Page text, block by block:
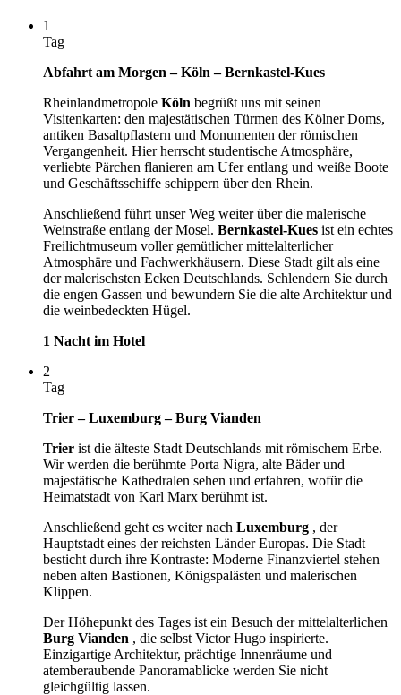
1
Tag
Abfahrt am Morgen – Köln – Bernkastel-Kues
Rheinlandmetropole Köln begrüßt uns mit seinen
Visitenkarten: den majestätischen Türmen des Kölner Doms,
antiken Basaltpflastern und Monumenten der römischen
Vergangenheit. Hier herrscht studentische Atmosphäre,
verliebte Pärchen flanieren am Ufer entlang und weiße Boote
und Geschäftsschiffe schippern über den Rhein.
Anschließend führt unser Weg weiter über die malerische
Weinstraße entlang der Mosel. Bernkastel-Kues ist ein echtes
Freilichtmuseum voller gemütlicher mittelalterlicher
Atmosphäre und Fachwerkhäusern. Diese Stadt gilt als eine
der malerischsten Ecken Deutschlands. Schlendern Sie durch
die engen Gassen und bewundern Sie die alte Architektur und
die weinbedeckten Hügel.
1 Nacht im Hotel
2
Tag
Trier – Luxemburg – Burg Vianden
Trier ist die älteste Stadt Deutschlands mit römischem Erbe.
Wir werden die berühmte Porta Nigra, alte Bäder und
majestätische Kathedralen sehen und erfahren, wofür die
Heimatstadt von Karl Marx berühmt ist.
Anschließend geht es weiter nach Luxemburg , der
Hauptstadt eines der reichsten Länder Europas. Die Stadt
besticht durch ihre Kontraste: Moderne Finanzviertel stehen
neben alten Bastionen, Königspalästen und malerischen
Klippen.
Der Höhepunkt des Tages ist ein Besuch der mittelalterlichen
Burg Vianden , die selbst Victor Hugo inspirierte.
Einzigartige Architektur, prächtige Innenräume und
atemberaubende Panoramablicke werden Sie nicht
gleichgültig lassen.